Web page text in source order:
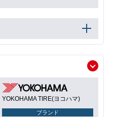
YOKOHAMA TIRE(ヨコハマ)
ブランド